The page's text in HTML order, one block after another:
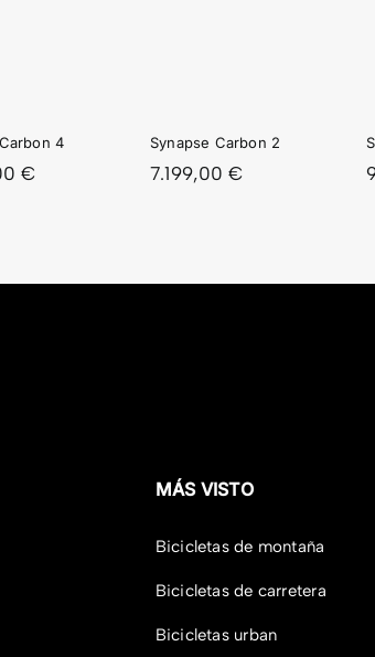
4
€
Synapse Carbon 2
7.199,00€
MÁS VISTO
Bicicletas de montaña
Bicicletas de carretera
Bicicletas urban